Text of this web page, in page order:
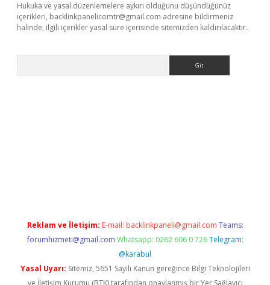
Hukuka ve yasal düzenlemelere aykırı olduğunu düşündüğünüz
içerikleri, backlinkpanelicomtr@gmail.com adresine bildirmeniz
halinde, ilgili içerikler yasal süre içerisinde sitemizden kaldırılacaktır.
Reklam ve İletişim: E-mail: backlinkpaneli@gmail.com Teams:
forumhizmeti@gmail.com Whatsapp: 0262 606 0 726 Telegram:
@karabul
Yasal Uyarı: Sitemiz, 5651 Sayılı Kanun gereğince Bilgi Teknolojileri
ve İletişim Kurumu (BTK) tarafından onaylanmış bir Yer Sağlayıcı